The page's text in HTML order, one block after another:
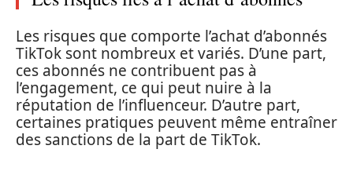
Les risques que comporte l’achat d’abonnés
TikTok sont nombreux et variés. D’une part,
ces abonnés ne contribuent pas à
l’engagement, ce qui peut nuire à la
réputation de l’influenceur. D’autre part,
certaines pratiques peuvent même entraîner
des sanctions de la part de TikTok.